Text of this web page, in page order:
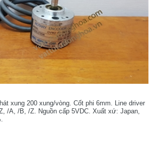
xung 200 xung/vòng. Cốt phi 6mm. Line driver
/A, /B, /Z. Nguồn cấp 5VDC. Xuất xứ: Japan,